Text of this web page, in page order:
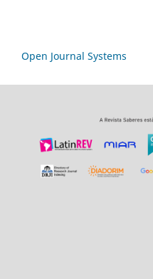
Open Journal Systems